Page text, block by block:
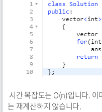
시간 복잡도는 O(n)입니다. 이
는 재계산하지 않습니다.